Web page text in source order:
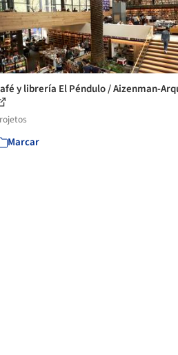
y librería El Péndulo / Aizenman-
Marcar